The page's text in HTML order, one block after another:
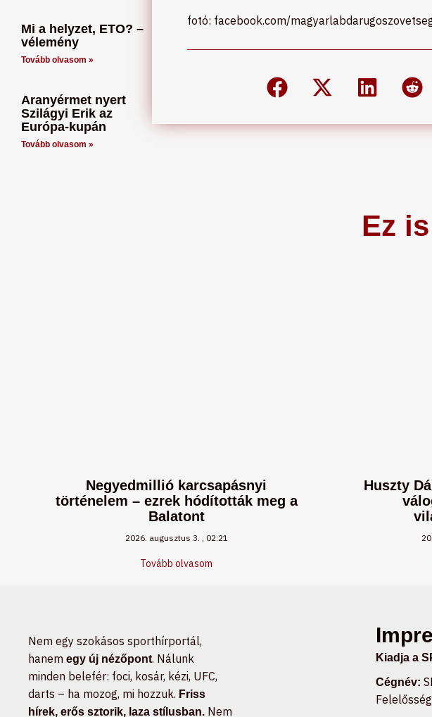
Mi a helyzet, ETO? –
vélemény
Tovább olvasom »
Aranyérmet nyert
Szilágyi Erik az
Európa-kupán
Tovább olvasom »
fotó: facebook.com/
Ez
Negyedmillió karcsapásnyi
történelem – ezrek hódították meg a
Balatont
2026. augusztus 3. 02:21
Tovább olvasom
Huszty
Nem egy szokásos sporthírportál,
hanem egy új nézőpont. Nálunk
minden belefér: foci, kosár, kézi, UFC,
darts – ha mozog, mi hozzuk. Friss
hírek, erős sztorik, laza stílusban. Nem
Kiadja a
Cégnév: